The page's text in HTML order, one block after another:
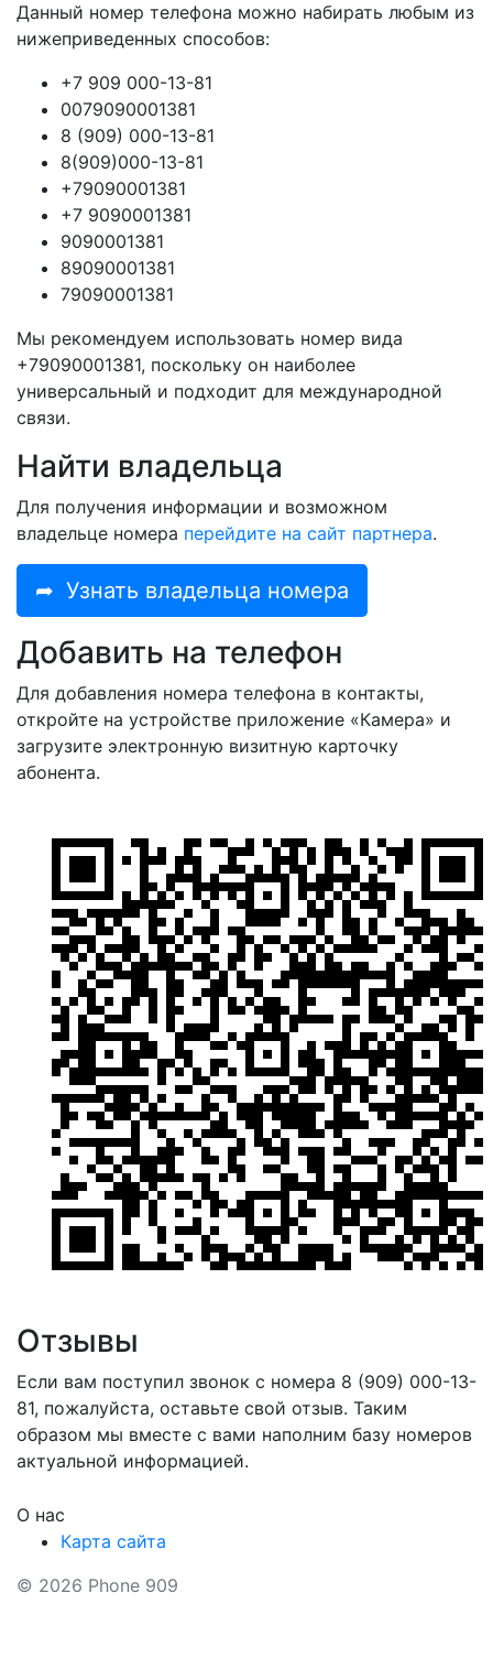
Данный номер телефона можно набирать любым из
нижеприведенных способов:
+7 909 000-13-81
0079090001381
8 (909) 000-13-81
8(909)000-13-81
+79090001381
+7 9090001381
9090001381
89090001381
79090001381
Мы рекомендуем использовать номер вида
+79090001381, поскольку он наиболее
универсальный и подходит для международной
связи.
Найти владельца
Для получения информации и возможном
владельце номера перейдите на сайт партнера.
➦ Узнать владельца номера
Добавить на телефон
Для добавления номера телефона в контакты,
откройте на устройстве приложение «Камера» и
загрузите электронную визитную карточку
абонента.
Отзывы
Если вам поступил звонок с номера 8 (909) 000-13-
81, пожалуйста, оставьте свой отзыв. Таким
образом мы вместе с вами наполним базу номеров
актуальной информацией.
О нас
Карта сайта
© 2026 Phone 909